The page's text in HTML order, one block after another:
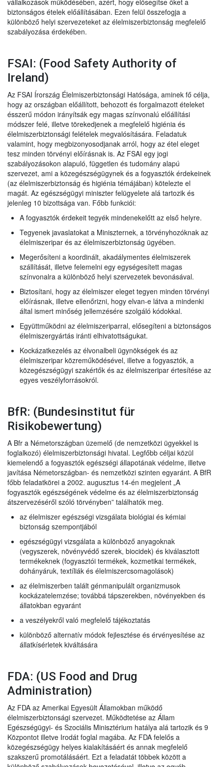
biztonságos ételek előállításában. Ezen felül összefogja a
különböző helyi szervezeteket az élelmiszerbiztonság megfelelő
szabályozása érdekében.
FSAI: (Food Safety Authority of
Ireland)
Az FSAI Írország Élelmiszerbiztonsági Hatósága, aminek fő célja,
hogy az országban előállított, behozott és forgalmazott ételeket
ésszerű módon irányítsák egy magas színvonalú előállítási
módszer felé, illetve törekedjenek a megfelelő higiénia és
élelmiszerbiztonsági felételek megvalósítására. Feladatuk
valamint, hogy megbizonyosodjanak arról, hogy az étel eleget
tesz minden törvényi előírásnak is. Az FSAI egy jogi
szabályozásokon alapuló, független és tudomány alapú
szervezet, ami a közegészségügynek és a fogyasztók érdekeinek
(az élelmiszerbiztonság és higiénia témájában) kötelezte el
magát. Az egészségügyi miniszter felügyelete alá tartozik és
jelenleg 10 bizottsága van. Főbb funkciói:
A fogyasztók érdekeit tegyék mindenekelőtt az első helyre.
Tegyenek javaslatokat a Miniszternek, a törvényhozóknak az
élelmiszeripar és az élelmiszerbiztonság ügyében.
Megerősíteni a koordinált, akadálymentes élelmiszerek
szállítását, illetve felemelni egy egységesített magas
színvonalra a különböző helyi szervezetek bevonásával.
Biztosítani, hogy az élelmiszer eleget tegyen minden törvényi
előírásnak, illetve ellenőrizni, hogy elvan-e látva a mindenki
által ismert minőség jellemzésére szolgáló kódokkal.
Együttműködni az élelmiszeriparral, elősegíteni a biztonságos
élelmiszergyártás iránti elhivatottságukat.
Kockázatkezelés az élvonalbeli ügynökségek és az
élelmiszeripar közreműködésével, illetve a fogyasztók, a
közegészségügyi szakértők és az élelmiszeripar értesítése az
egyes veszélyforrásokról.
BfR: (Bundesinstitut für
Risikobewertung)
A Bfr a Németországban üzemelő (de nemzetközi ügyekkel is
foglalkozó) élelmiszerbiztonsági hivatal. Legfőbb céljai közül
kiemelendő a fogyasztók egészségi állapotának védelme, illetve
javítása Németországban- és nemzetközi szinten egyaránt. A BfR
főbb feladatkörei a 2002. augusztus 14-én megjelent „A
fogyasztók egészségének védelme és az élelmiszerbiztonság
átszervezéséről szóló törvényben” találhatók meg.
az élelmiszer egészségi vizsgálata biológiai és kémiai
biztonság szempontjából
egészségügyi vizsgálata a különböző anyagoknak
(vegyszerek, növényvédő szerek, biocidek) és kiválasztott
termékeknek (fogyasztói termékek, kozmetikai termékek,
dohányáruk, textíliák és élelmiszercsomagolások)
az élelmiszerben talált génmanipulált organizmusok
kockázatelemzése; továbbá tápszerekben, növényekben és
állatokban egyaránt
a veszélyekről való megfelelő tájékoztatás
különböző alternatív módok fejlesztése és érvényesítése az
állatkísérletek kiváltására
FDA: (US Food and Drug
Administration)
Az FDA az Amerikai Egyesült Államokban működő
élelmiszerbiztonsági szervezet. Működtetése az Állam
Egészségügyi- és Szociális Minisztérium hatálya alá tartozik és 9
Központot illetve Irodát foglal magába. Az FDA felelős a
közegészségügy helyes kialakításáért és annak megfelelő
szakszerű promotálásáért. Ezt a feladatát többek között a